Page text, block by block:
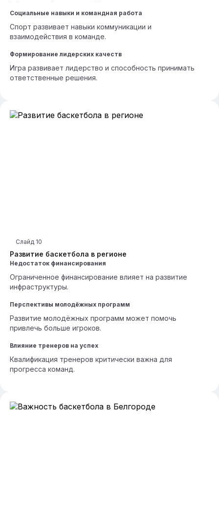
Социальные навыки и командная работа
Спорт развивает навыки коммуникации и
взаимодействия в команде.
Формирование лидерских качеств
Игра развивает лидерство и способность принимать
ответственные решения.
Развитие баскетбола в регионе
Слайд 10
Недостаток финансирования
Ограниченное финансирование влияет на развитие
инфраструктуры.
Перспективы молодёжных программ
Развитие молодёжных программ может помочь
привлечь больше игроков.
Влияние тренеров на успех
Квалификация тренеров критически важна для
прогресса команд.